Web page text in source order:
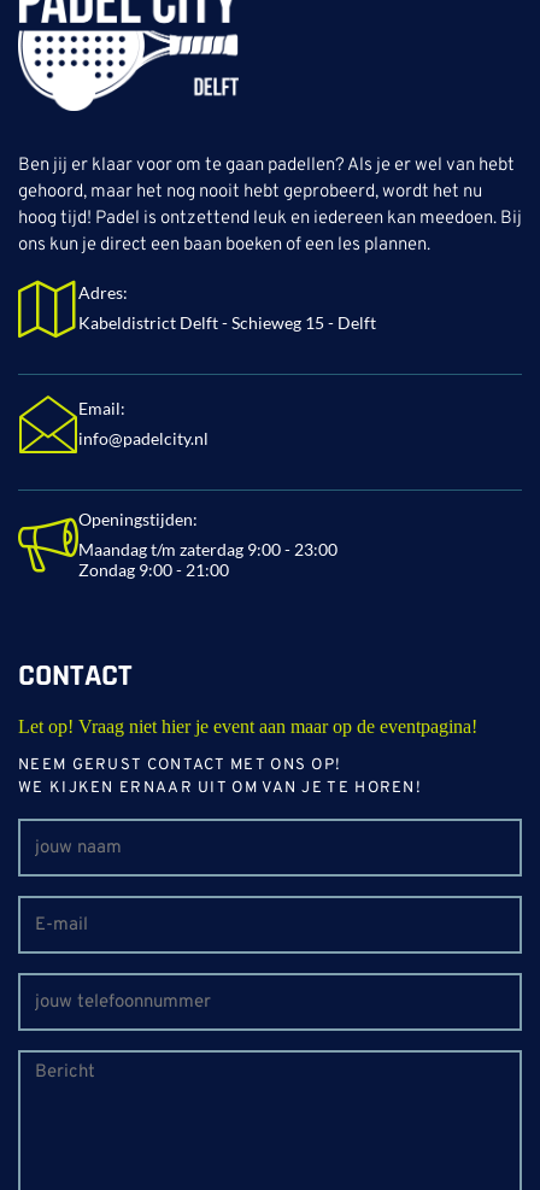
Ben jij er klaar voor om te gaan padellen? Als je er wel van hebt
gehoord, maar het nog nooit hebt geprobeerd, wordt het nu
hoog tijd! Padel is ontzettend leuk en iedereen kan meedoen. Bij
ons kun je direct een baan boeken of een les plannen.
Adres:
Kabeldistrict Delft - Schieweg 15 - Delft
Email:
info@padelcity.nl
Openingstijden:
Maandag t/m zaterdag 9:00 - 23:00
Zondag 9:00 - 21:00
CONTACT
Let op! Vraag niet hier je event aan maar op de eventpagina!
NEEM GERUST CONTACT MET ONS OP!
WE KIJKEN ERNAAR UIT OM VAN JE TE HOREN!